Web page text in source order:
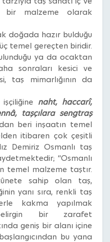
bir malzeme olarak
doğada hazır bulduğu
temel gereçten biridir.
ya da ocaktan
sonraları kesici ve
taş mimarlığının da
naht, haccarî,
taşçılara sengtraş
beri inşaatın temel
itibaren çok çeşitli
Demiriz Osmanlı taş
“Osmanlı
temel malzeme taştır.
sahip olan taş,
yanı sıra, renkli taş
kakma yapılmak
bir zarafet
geniş bir alanı içine
bu yana